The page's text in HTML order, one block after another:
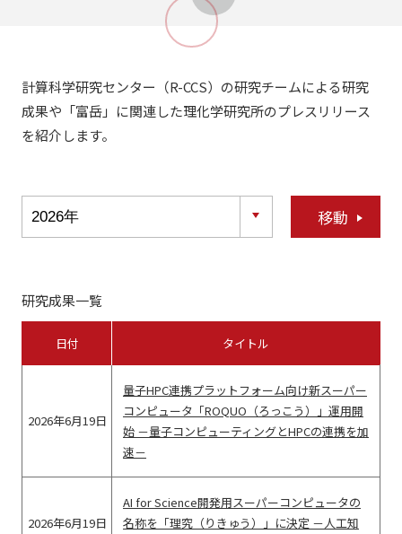
計算科学研究センター（R-CCS）の研究チームによる研究
成果や「富岳」に関連した理化学研究所のプレスリリース
を紹介します。
移動
研究成果一覧
日付 タイトル
2026年6月19日
量子HPC連携プラットフォーム向け新スーパー
コンピュータ「ROQUO（ろっこう）」運用開
始 －量子コンピューティングとHPCの連携を加
速－
2026年6月19日
AI for Science開発用スーパーコンピュータの
名称を「理究（りきゅう）」に決定 －人工知